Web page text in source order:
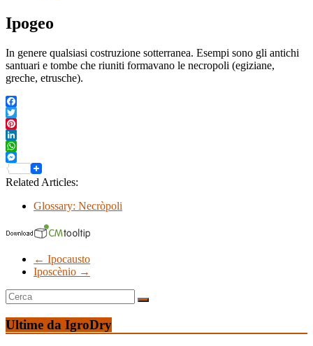
Ipogeo
In genere qualsiasi costruzione sotterranea. Esempi sono gli antichi
santuari e tombe che riuniti formavano le necropoli (egiziane,
greche, etrusche).
Facebook
Twitter
Pinterest
LinkedIn
WhatsApp
Messenger
Related Articles:
Glossary: Necròpoli
← Ipocausto
Iposcènio →
Ultime da IgroDry